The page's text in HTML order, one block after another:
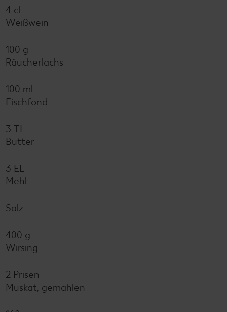
4 cl
Weißwein
100 g
Räucherlachs
100 ml
Fischfond
3 TL
Butter
3 EL
Mehl
Salz
400 g
Wirsing
2 Prisen
Muskat, gemahlen